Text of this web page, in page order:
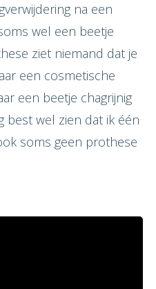
na een
wel een beetje
ziet niemand dat je
een cosmetische
een beetje chagrijnig
best wel zien dat ik één
soms geen prothese